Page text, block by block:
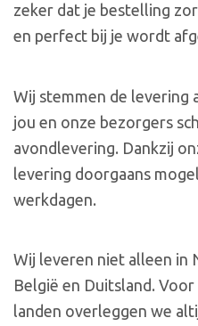
zeker dat je bestelling
en perfect bij je wordt
Wij stemmen de levering
jou en onze bezorgers
avondlevering. Dankzij
levering doorgaans
werkdagen.
Wij leveren niet alleen in
België en Duitsland.
landen overleggen we